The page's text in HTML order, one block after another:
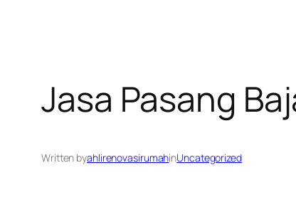
Jasa Pasang
Written byahlirenovasirumahinUncategorized